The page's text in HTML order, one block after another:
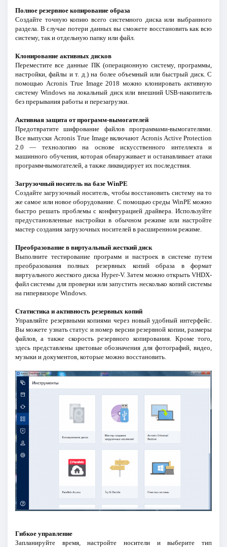
Полное резервное копирование образа
Создайте точную копию всего системного диска или выбранного
раздела. В случае потери данных вы сможете восстановить как всю
систему, так и отдельную папку или файл.
Клонирование активных дисков
Переместите все данные ПК (операционную систему, программы,
настройки, файлы и т. д.) на более объемный или быстрый диск. С
помощью Acronis True Image 2018 можно клонировать активную
систему Windows на локальный диск или внешний USB-накопитель
без прерывания работы и перезагрузки.
Активная защита от программ-вымогателей
Предотвратите шифрование файлов программами-вымогателями.
Все выпуски Acronis True Image включают Acronis Active Protection
2.0 — технологию на основе искусственного интеллекта и
машинного обучения, которая обнаруживает и останавливает атаки
программ-вымогателей, а также ликвидирует их последствия.
Загрузочный носитель на базе WinPE
Создайте загрузочный носитель, чтобы восстановить систему на то
же самое или новое оборудование. С помощью среды WinPE можно
быстро решать проблемы с конфигурацией драйвера. Используйте
предустановленные настройки в обычном режиме или настройте
мастер создания загрузочных носителей в расширенном режиме.
Преобразование в виртуальный жесткий диск
Выполните тестирование программ и настроек в системе путем
преобразования полных резервных копий образа в формат
виртуального жесткого диска Hyper-V. Затем можно открыть VHDX-
файл системы для проверки или запустить несколько копий системы
на гипервизоре Windows.
Статистика и активность резервных копий
Управляйте резервными копиями через новый удобный интерфейс.
Вы можете узнать статус и номер версии резервной копии, размеры
файлов, а также скорость резервного копирования. Кроме того,
здесь представлены цветовые обозначения для фотографий, видео,
музыки и документов, которые можно восстановить.
Гибкое управление
Запланируйте время, настройте носители и выберите тип